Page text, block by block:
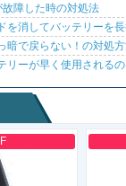
障した時の対処法
を消してバッテリーを
暗で戻らない！の対処
リーが早く使用される